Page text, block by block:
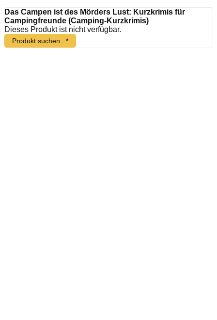
Das Campen ist des Mörders Lust: Kurzkrimis für
Campingfreunde (Camping-Kurzkrimis)
Dieses Produkt ist nicht verfügbar.
Produkt suchen...*